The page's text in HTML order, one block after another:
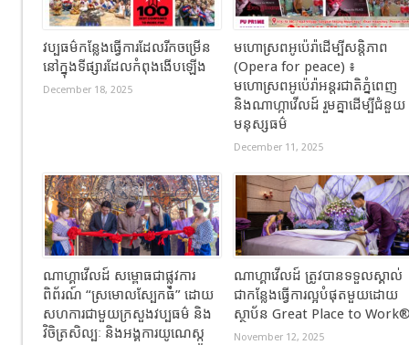
វប្បធម៌កន្លែងធ្វើការដែលរីកចម្រើន
នៅក្នុងទីផ្សារដែលកំពុងងើបឡើង
December 18, 2025
មហោស្រពអូប៉េរ៉ាដើម្បីសន្តិភាព
(Opera for peace) ៖
មហោស្រពអូប៉េរ៉ាអន្តរជាតិភ្នំពេញ
និងណាហ្កាវើលដ៍ រួមគ្នាដើម្បីជំនួយ
មនុស្សធម៌
December 11, 2025
ណាហ្គាវើលដ៍ សម្ពោធជាផ្លូវការ
ពិព័រណ៍ “ស្រមោលស្បែកធំ” ដោយ
សហការជាមួយក្រសួងវប្បធម៌ និង
វិចិត្រសិល្បៈ និងអង្គការយូណេស្កូ
ណាហ្គាវើលដ៍ ត្រូវបានទទួលស្គាល់
ជាកន្លែងធ្វើការល្អបំផុតមួយដោយ
ស្ថាប័ន Great Place to
November 12, 2025